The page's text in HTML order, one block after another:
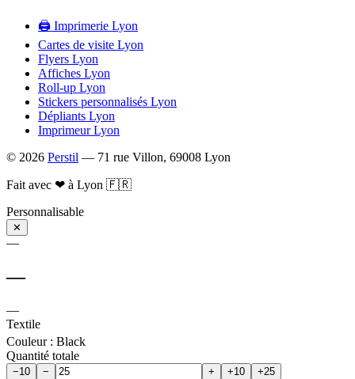
🖨️ Imprimerie Lyon
Cartes de visite Lyon
Flyers Lyon
Affiches Lyon
Roll-up Lyon
Stickers personnalisés Lyon
Dépliants Lyon
Imprimeur Lyon
© 2026 Perstil — 71 rue Villon, 69008 Lyon
Fait avec ❤ à Lyon 🇫🇷
Personnalisable
✕
—
—
—
Textile
Couleur : Black
Quantité totale
−10 − + +10 +25